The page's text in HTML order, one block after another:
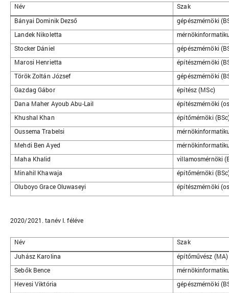
Név
Szak
Bányai Dominik Dezső
gépészmérnöki
Landek Nikoletta
Stocker Dániel
gépészmérnöki
Marosi Henrietta
építészmérnöki
Török Zoltán József
gépészmérnöki
Gazdag Gábor
építész (MSc)
Dana Maher Ayoub Abu-Lail
építészmérnöki
Khushal Khan
építőmérnöki
Oussema Trabelsi
Mehdi Ben Ayed
Maha Khalid
villamosmérnöki
Minahil Khawaja
építőmérnöki
Oluboyo Grace Oluwaseyi
építészmérnöki
2020/2021. tanév I. féléve
Név
Szak
Juhász Karolina
építőművész (MA)
Sebők Bence
Hevesi Viktória
gépészmérnöki